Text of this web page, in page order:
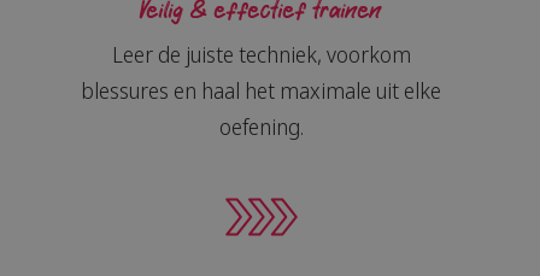
Veilig & effectief trainen
Leer de juiste techniek, voorkom
blessures en haal het maximale uit elke
oefening.